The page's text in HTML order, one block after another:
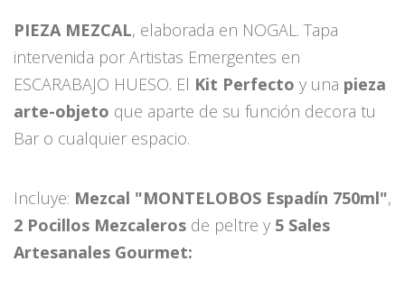
PIEZA MEZCAL, elaborada en NOGAL. Tapa
intervenida por Artistas Emergentes en
ESCARABAJO HUESO. El Kit Perfecto y una pieza
arte-objeto que aparte de su función decora tu
Bar o cualquier espacio.
Incluye: Mezcal "MONTELOBOS Espadín 750ml",
2 Pocillos Mezcaleros de peltre y 5 Sales
Artesanales Gourmet: